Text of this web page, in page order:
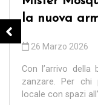
la nuova
26 Marzo 2026
Con l’arrivo
zanzare. Per chi
locale con spazi